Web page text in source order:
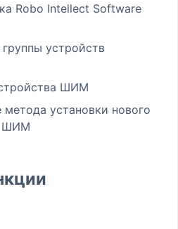
Robo Intellect Software
устройств
ШИМ
метода установки нового
ШИМ